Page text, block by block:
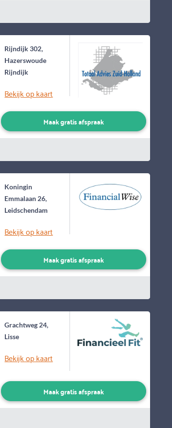
Rijndijk 302,
Hazerswoude
Rijndijk
Bekijk op kaart
Maak gratis afspraak
Koningin
Emmalaan 26,
Leidschendam
Bekijk op kaart
Maak gratis afspraak
Grachtweg 24,
Lisse
Bekijk op kaart
Maak gratis afspraak